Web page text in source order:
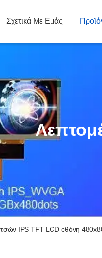
Σχετικά Με Εμάς
IPS TFT LCD οθόνη